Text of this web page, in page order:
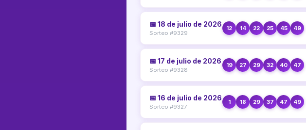
📅 18 de julio de 2026
Sorteo #9329
12 14 22 25 45 49
📅 17 de julio de 2026
Sorteo #9328
19 27 29 32 40 47
📅 16 de julio de 2026
Sorteo #9327
1 18 29 37 47 49